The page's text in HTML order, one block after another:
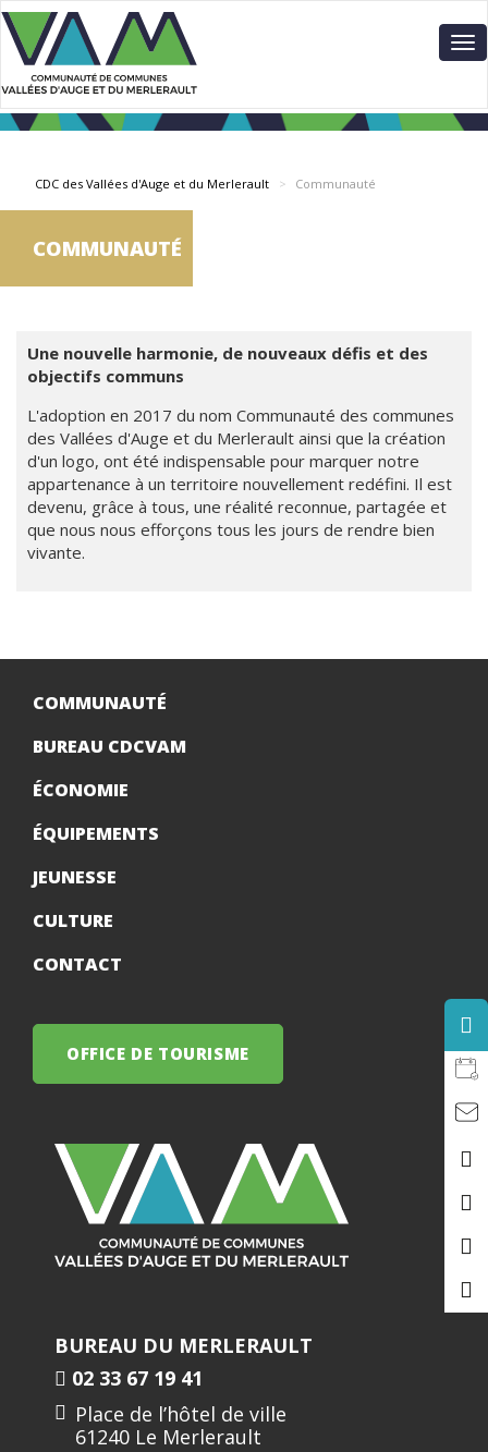
Aller
au
contenu
principal
CDC des Vallées d'Auge et du Merlerault Communauté
COMMUNAUTÉ
Une nouvelle harmonie, de nouveaux défis et des
objectifs communs
L'adoption en 2017 du nom Communauté des communes
des Vallées d'Auge et du Merlerault ainsi que la création
d'un logo, ont été indispensable pour marquer notre
appartenance à un territoire nouvellement redéfini. Il est
devenu, grâce à tous, une réalité reconnue, partagée et
que nous nous efforçons tous les jours de rendre bien
vivante.
COMMUNAUTÉ
BUREAU CDCVAM
ÉCONOMIE
ÉQUIPEMENTS
JEUNESSE
CULTURE
CONTACT
OFFICE DE TOURISME
BUREAU DU MERLERAULT
02 33 67 19 41
Place de l’hôtel de ville
61240 Le Merlerault
Panneau de gestion des cookies